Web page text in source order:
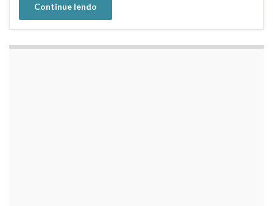
Continue lendo